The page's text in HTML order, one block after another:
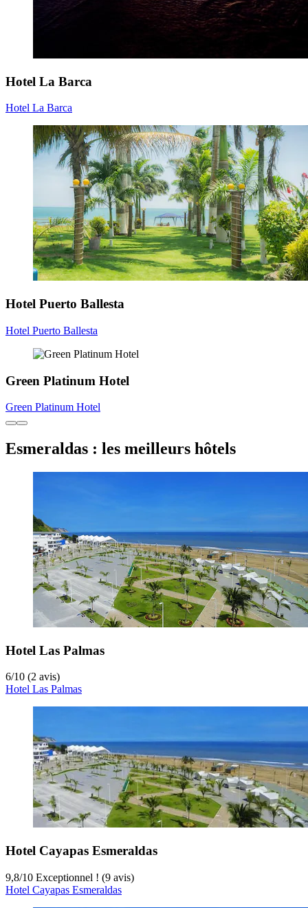
Hotel La Barca
Hotel La Barca
Hotel Puerto Ballesta
Hotel Puerto Ballesta
Green Platinum Hotel
Green Platinum Hotel
Esmeraldas : les meilleurs hôtels
Hotel Las Palmas
6/10 (2 avis)
Hotel Las Palmas
Hotel Cayapas Esmeraldas
9,8/10 Exceptionnel ! (9 avis)
Hotel Cayapas Esmeraldas